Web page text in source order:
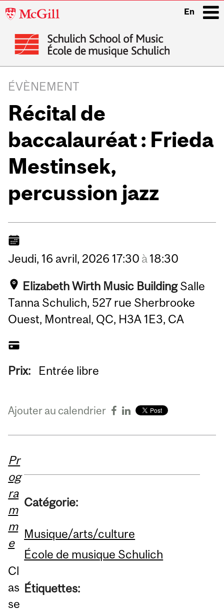
McGill
En
navigation
ÉVÈNEMENT
Récital de
baccalauréat : Frieda
Mestinsek,
percussion jazz
Jeudi, 16 avril, 2026 17:30 à18:30
Elizabeth Wirth Music Building Salle
Tanna Schulich, 527 rue Sherbrooke
Ouest, Montreal, QC, H3A 1E3, CA
Prix: Entrée libre
Ajouter au calendrier
Pr
og
ra
m
m
e
Cl
as
se
Catégorie:
Musique/arts/culture
École de musique Schulich
Étiquettes: